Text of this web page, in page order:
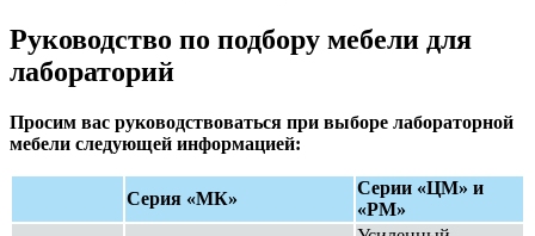
Руководство по подбору мебели для
лабораторий
Просим вас руководствоваться при выборе лабораторной
мебели следующей информацией:
Серия «МК»
Серии «ЦМ» и
«РМ»